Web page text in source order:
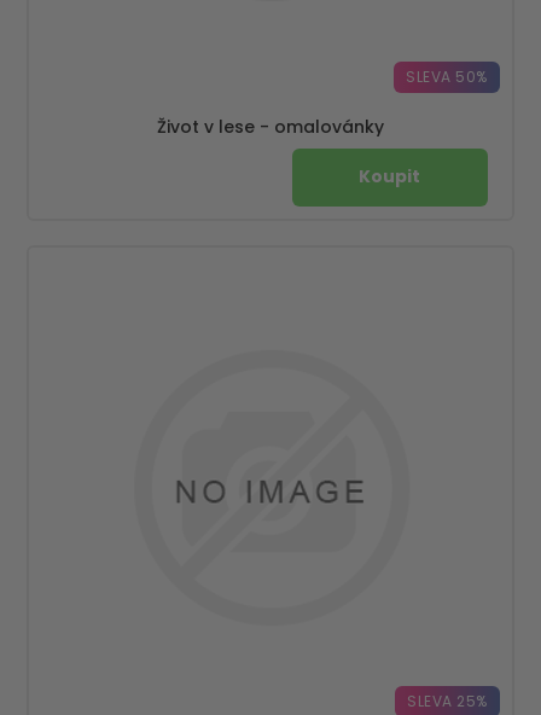
SLEVA 50%
Život v lese - omalovánky
SLEVA 25%